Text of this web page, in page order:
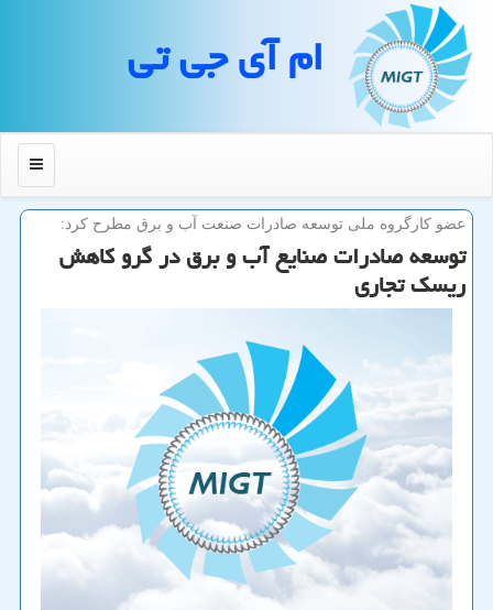
ام آی جی تی
منو
عضو كارگروه ملی توسعه صادرات صنعت آب و برق مطرح كرد:
توسعه صادرات صنایع آب و برق در گرو كاهش
ریسك تجاری